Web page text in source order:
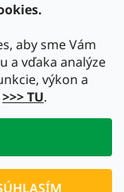
aby sme Vám
a vďaka analýze
výkon a
>>> TU.